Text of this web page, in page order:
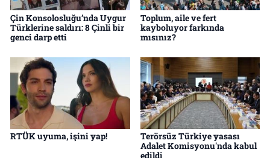
Çin Konsolosluğu’nda Uygur
Türklerine saldırı: 8 Çinli bir
genci darp etti
Toplum, aile ve fert
kayboluyor farkında
mısınız?
RTÜK uyuma, işini yap!
Terörsüz Türkiye yasası
Adalet Komisyonu'nda kabul
edildi